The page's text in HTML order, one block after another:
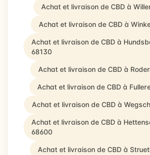
Achat et livraison de CBD à
Achat et livraison de CBD à
Achat et livraison de CBD à
68130
Achat et livraison de CBD à
Achat et livraison de CBD à
Achat et livraison de CBD à
Achat et livraison de CBD à
68600
Achat et livraison de CBD à